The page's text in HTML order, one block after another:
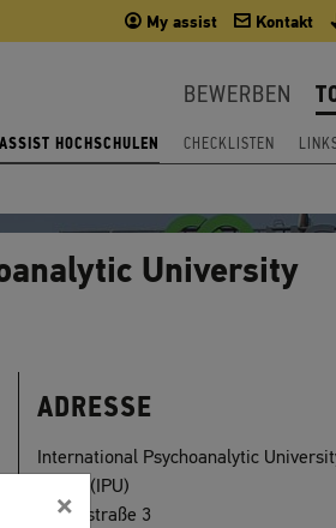
×
My assist Kontakt
BEWERBEN
HOCHSCHULEN CHECKLISTEN
University
ADRESSE
International Psychoanalytic
Berlin (IPU)
Stromstraße 3